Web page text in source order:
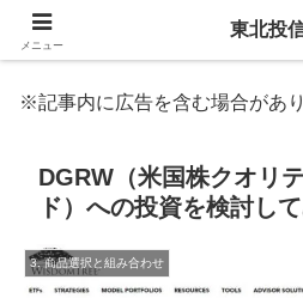
※記事内に広告を含む場合があ
DGRW（米国株クオリ
ド）への投資を検討し
3. 商品選択と組み合わせ
メニュー
東北投